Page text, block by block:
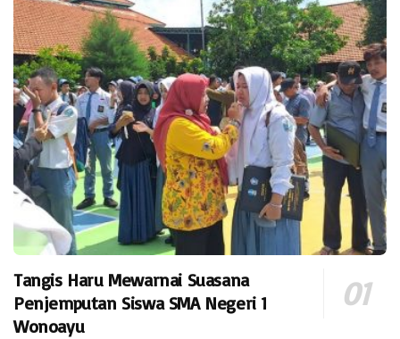
Tangis Haru Mewarnai Suasana
Penjemputan Siswa SMA Negeri 1
Wonoayu